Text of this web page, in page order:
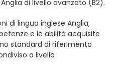
di livello avanzato (B2).
di lingua inglese Anglia,
e le abilità acquisite
standard di riferimento
a livello